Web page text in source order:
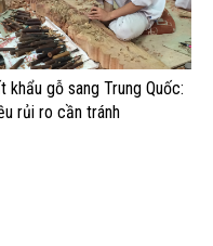
khẩu gỗ sang Trung Quốc:
rủi ro cần tránh